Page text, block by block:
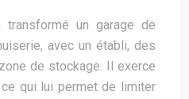
transformé un garage de
avec un établi, des
de stockage. Il exerce
qui lui permet de limiter